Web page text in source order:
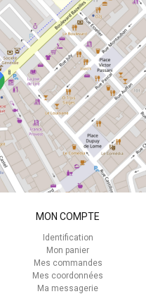
MON COMPTE
Identification
Mon panier
Mes commandes
Mes coordonnées
Ma messagerie